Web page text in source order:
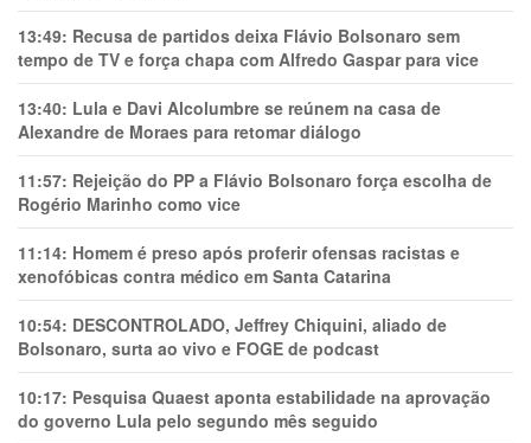
13:49: Recusa de partidos deixa Flávio Bolsonaro sem
tempo de TV e força chapa com Alfredo Gaspar para vice
13:40: Lula e Davi Alcolumbre se reúnem na casa de
Alexandre de Moraes para retomar diálogo
11:57: Rejeição do PP a Flávio Bolsonaro força escolha de
Rogério Marinho como vice
11:14: Homem é preso após proferir ofensas racistas e
xenofóbicas contra médico em Santa Catarina
10:54: DESCONTROLADO, Jeffrey Chiquini, aliado de
Bolsonaro, surta ao vivo e FOGE de podcast
10:17: Pesquisa Quaest aponta estabilidade na aprovação
do governo Lula pelo segundo mês seguido